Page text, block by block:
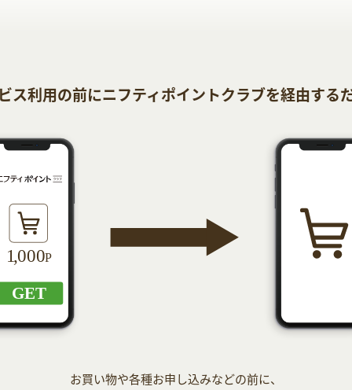
ス利用の前にニフティポイントクラブを経由する
お買い物や各種お申し込みなどの前に、